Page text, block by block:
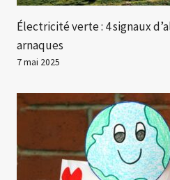
Électricité verte : 4 signaux
arnaques
7 mai 2025